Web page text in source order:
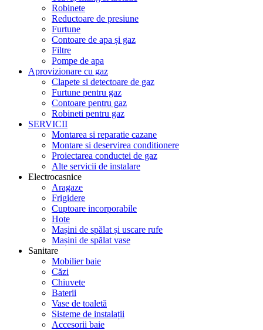
Robinete
Reductoare de presiune
Furtune
Contoare de apa și gaz
Filtre
Pompe de apa
Aprovizionare cu gaz
Clapete si detectoare de gaz
Furtune pentru gaz
Contoare pentru gaz
Robineti pentru gaz
SERVICII
Montarea si reparatie cazane
Montare si deservirea conditionere
Proiectarea conductei de gaz
Alte servicii de instalare
Electrocasnice
Aragaze
Frigidere
Cuptoare incorporabile
Hote
Mașini de spălat și uscare rufe
Mașini de spălat vase
Sanitare
Mobilier baie
Căzi
Chiuvete
Baterii
Vase de toaletă
Sisteme de instalații
Accesorii baie